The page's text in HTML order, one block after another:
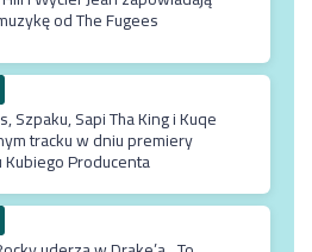
od The Fugees
Szpaku, Sapi Tha King i Kuqe
tracku w dniu premiery
Kubiego Producenta